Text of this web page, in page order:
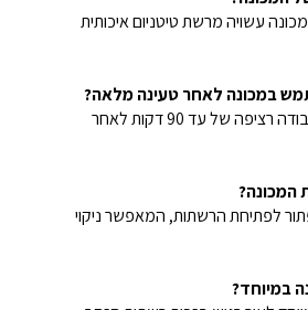
עשויה מרשת טיטניום איכותית
במכונה לאחר טעינה מלאה?
המכונה מאפשרת עבודה רציפה של עד 90 דקות לאחר
המכונה?
לפתיחת הרשתות, המאפשר ניקוי
במיוחד?